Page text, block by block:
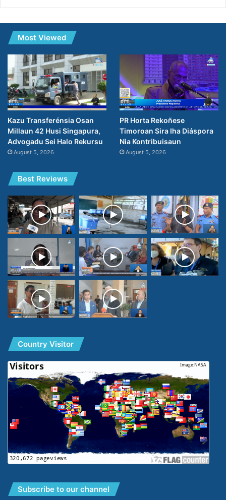
Most Viewed
Kazu Transferénsia Osan
Millaun 42 Husi Singapura,
Advogadu Sei Halo Rekursu
August 5, 2026
PR Horta Rekoñese
Timoroan Sira Iha Diáspora
Nia Kontribuisaun
August 5, 2026
Best Reviews
Country Visitor
Subscribe to our channel